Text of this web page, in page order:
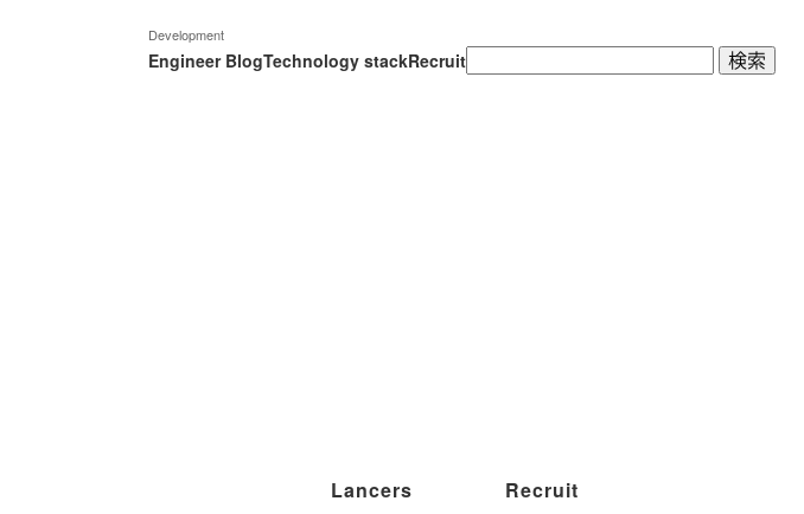
Development
Engineer BlogTechnology stackRecruit検
索:
Lancers Recruit